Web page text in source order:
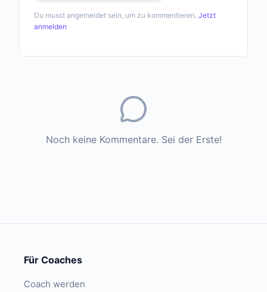
Du musst angemeldet sein, um zu kommentieren. Jetzt
anmelden
Noch keine Kommentare. Sei der Erste!
Für Coaches
Coach werden